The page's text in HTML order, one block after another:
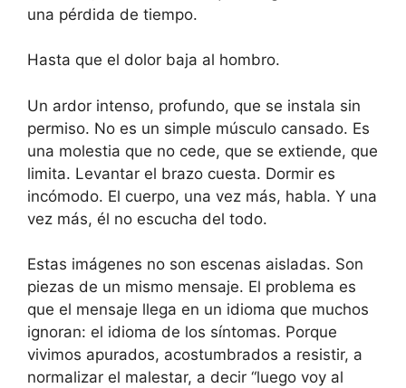
una pérdida de tiempo.
Hasta que el dolor baja al hombro.
Un ardor intenso, profundo, que se instala sin
permiso. No es un simple músculo cansado. Es
una molestia que no cede, que se extiende, que
limita. Levantar el brazo cuesta. Dormir es
incómodo. El cuerpo, una vez más, habla. Y una
vez más, él no escucha del todo.
Estas imágenes no son escenas aisladas. Son
piezas de un mismo mensaje. El problema es
que el mensaje llega en un idioma que muchos
ignoran: el idioma de los síntomas. Porque
vivimos apurados, acostumbrados a resistir, a
normalizar el malestar, a decir “luego voy al